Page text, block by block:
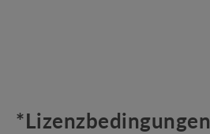
*Lizenzbedingungen